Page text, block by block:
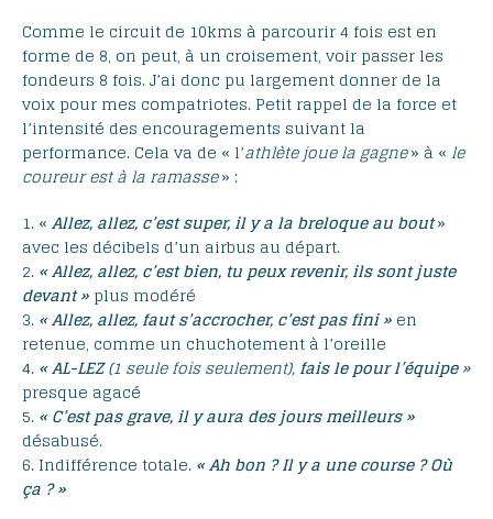
Comme le circuit de 10kms à parcourir 4 fois est en
forme de 8, on peut, à un croisement, voir passer les
fondeurs 8 fois. J’ai donc pu largement donner de la
voix pour mes compatriotes. Petit rappel de la force et
l’intensité des encouragements suivant la
performance. Cela va de « l’athlète joue la gagne» à « le
coureur est à la ramasse» :
1. « Allez, allez, c’est super, il y a la breloque au bout»
avec les décibels d’un airbus au départ.
2. « Allez, allez, c’est bien, tu peux revenir, ils sont juste
devant » plus modéré
3. « Allez, allez, faut s’accrocher, c’est pas fini » en
retenue, comme un chuchotement à l’oreille
4. « AL-LEZ(1 seule fois seulement), fais le pour l’équipe»
presque agacé
5. « C’est pas grave, il y aura des jours meilleurs »
désabusé.
6. Indifférence totale. « Ah bon ? Il y a une course ? Où
ça ? »